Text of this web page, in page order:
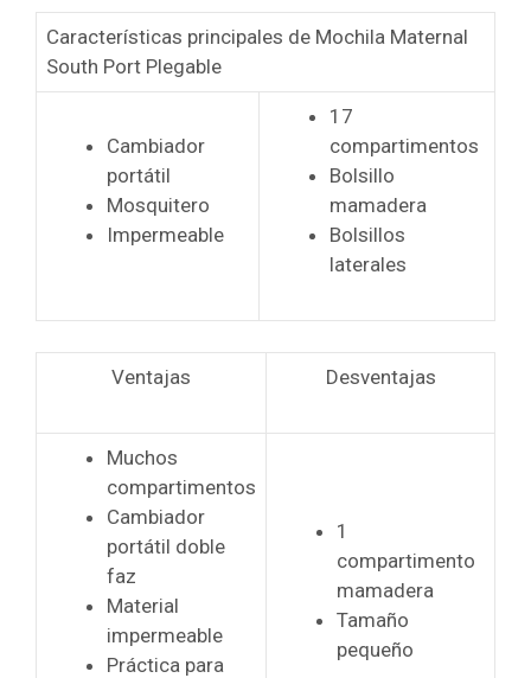
Características principales de Mochila Maternal
South Port Plegable
Cambiador
portátil
Mosquitero
Impermeable
17
compartimentos
Bolsillo
mamadera
Bolsillos
laterales
Ventajas Desventajas
Muchos
compartimentos
Cambiador
portátil doble
faz
Material
impermeable
Práctica para
1
compartimento
mamadera
Tamaño
pequeño